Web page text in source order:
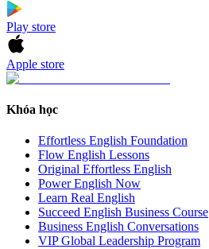
Play store
Apple store
Khóa học
Effortless English Foundation
Flow English Lessons
Original Effortless English
Power English Now
Learn Real English
Succeed English Business Course
Business English Conversations
VIP Global Leadership Program